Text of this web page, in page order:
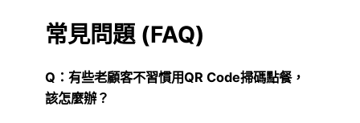
常見問題 (FAQ)
Q：有些老顧客不習慣用QR Code掃碼點餐，
該怎麼辦？